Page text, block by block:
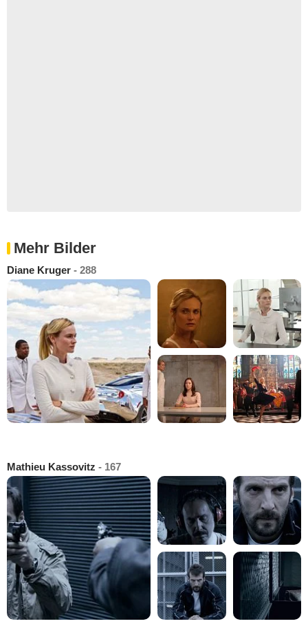
Mehr Bilder
Diane Kruger - 288
Mathieu Kassovitz - 167